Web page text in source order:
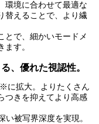
環境に合わせて最適な
替えることで、より繊
とで、細かいモードメ
す。
、優れた視認性。
に拡大。よりたくさん
つきを抑えてより高感
い被写界深度を実現。